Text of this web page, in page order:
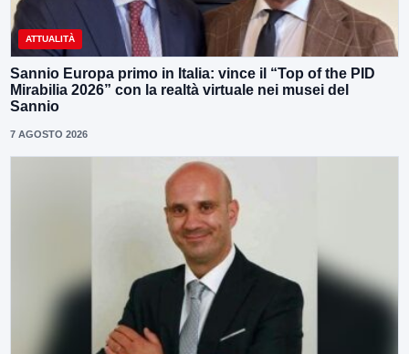
ATTUALITÀ
Sannio Europa primo in Italia: vince il “Top of the PID
Mirabilia 2026” con la realtà virtuale nei musei del
Sannio
7 AGOSTO 2026